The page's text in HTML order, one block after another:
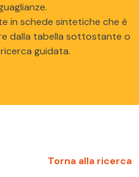
in schede sintetiche che è
dalla tabella sottostante o
guidata.
Torna alla ricerca